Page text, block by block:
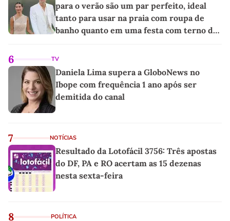
para o verão são um par perfeito, ideal
tanto para usar na praia com roupa de
banho quanto em uma festa com terno de
6 TV
Daniela Lima supera a GloboNews no
Ibope com frequência 1 ano após ser
demitida do canal
7 NOTÍCIAS
Resultado da Lotofácil 3756: Três apostas
do DF, PA e RO acertam as 15 dezenas
nesta sexta-feira
8 POLÍTICA